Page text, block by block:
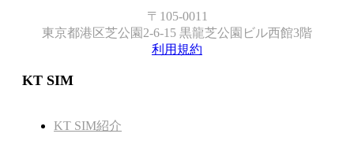
〒105-0011
東京都港区芝公園2-6-15 黒龍芝公園ビル西館3階
利用規約
KT SIM
KT SIM紹介